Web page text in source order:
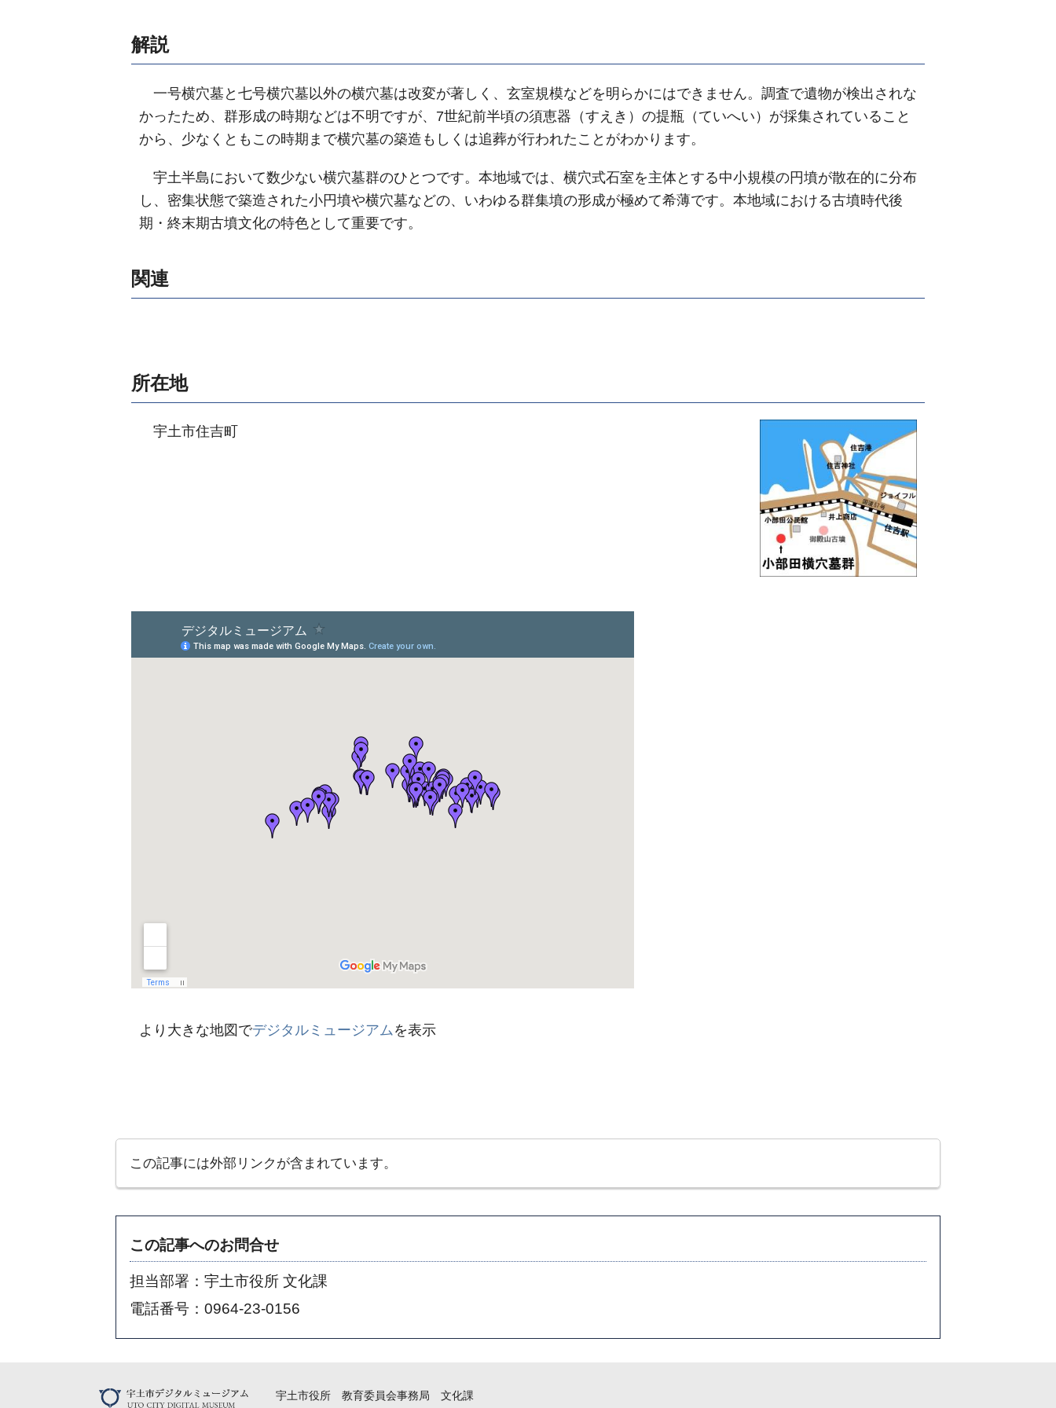
解説
一号横穴墓と七号横穴墓以外の横穴墓は改変が著しく、玄室規模などを明らかにはできません。調査で遺物が検出されな
かったため、群形成の時期などは不明ですが、7世紀前半頃の須恵器（すえき）の提瓶（ていへい）が採集されていること
から、少なくともこの時期まで横穴墓の築造もしくは追葬が行われたことがわかります。
宇土半島において数少ない横穴墓群のひとつです。本地域では、横穴式石室を主体とする中小規模の円墳が散在的に分布
し、密集状態で築造された小円墳や横穴墓などの、いわゆる群集墳の形成が極めて希薄です。本地域における古墳時代後
期・終末期古墳文化の特色として重要です。
関連
所在地
宇土市住吉町
より大きな地図でデジタルミュージアムを表示
この記事には外部リンクが含まれています。
この記事へのお問合せ
担当部署：宇土市役所 文化課
電話番号：0964-23-0156
宇土市役所 教育委員会事務局 文化課